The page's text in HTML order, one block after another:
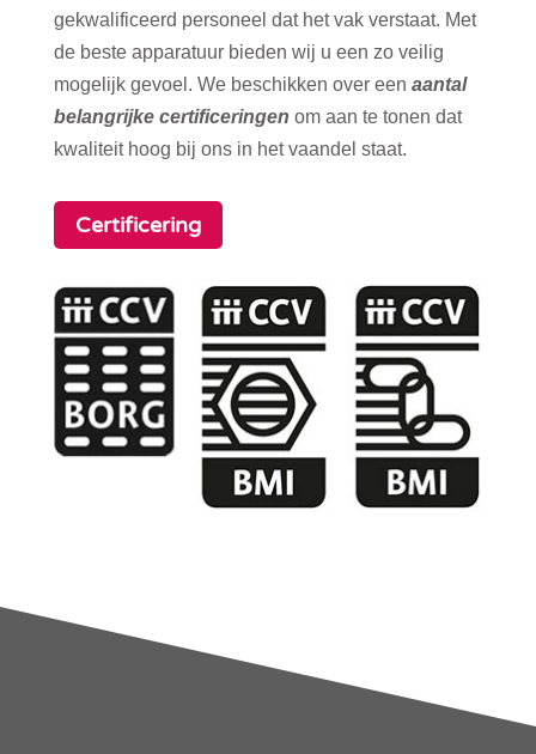
gekwalificeerd personeel dat het vak verstaat. Met
de beste apparatuur bieden wij u een zo veilig
mogelijk gevoel. We beschikken over een aantal
belangrijke certificeringen om aan te tonen dat
kwaliteit hoog bij ons in het vaandel staat.
Certificering